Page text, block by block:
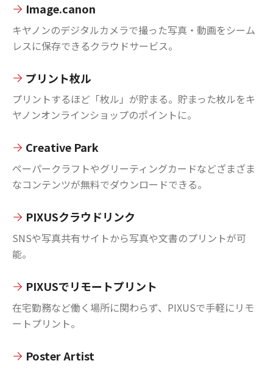
Image.canon
キヤノンのデジタルカメラで撮った写真・動画をシーム
レスに保存できるクラウドサービス。
プリント枚ル
プリントするほど「枚ル」が貯まる。貯まった枚ルをキ
ヤノンオンラインショップのポイントに。
Creative Park
ペーパークラフトやグリーティングカードなどざまざま
なコンテンツが無料でダウンロードできる。
PIXUSクラウドリンク
SNSや写真共有サイトから写真や文書のプリントが可
能。
PIXUSでリモートプリント
在宅勤務など働く場所に関わらず、PIXUSで手軽にリモ
ートプリント。
Poster Artist